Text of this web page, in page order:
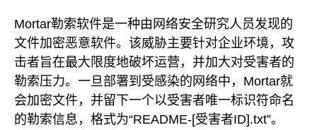
Mortar勒索软件是一种由网络安全研究人员发现的
文件加密恶意软件。该威胁主要针对企业环境，攻
击者旨在最大限度地破坏运营，并加大对受害者的
勒索压力。一旦部署到受感染的网络中，Mortar就
会加密文件，并留下一个以受害者唯一标识符命名
的勒索信息，格式为“README-[受害者ID].txt”。